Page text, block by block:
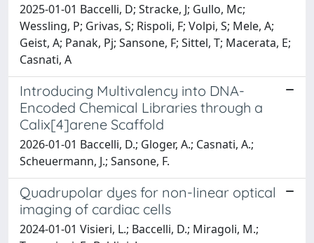
2025-01-01 Baccelli, D; Stracke, J; Gullo, Mc;
Wessling, P; Grivas, S; Rispoli, F; Volpi, S; Mele, A;
Geist, A; Panak, Pj; Sansone, F; Sittel, T; Macerata, E;
Casnati, A
Introducing Multivalency into DNA-
Encoded Chemical Libraries through a
Calix[4]arene Scaffold
2026-01-01 Baccelli, D.; Gloger, A.; Casnati, A.;
Scheuermann, J.; Sansone, F.
Quadrupolar dyes for non-linear optical
imaging of cardiac cells
2024-01-01 Visieri, L.; Baccelli, D.; Miragoli, M.;